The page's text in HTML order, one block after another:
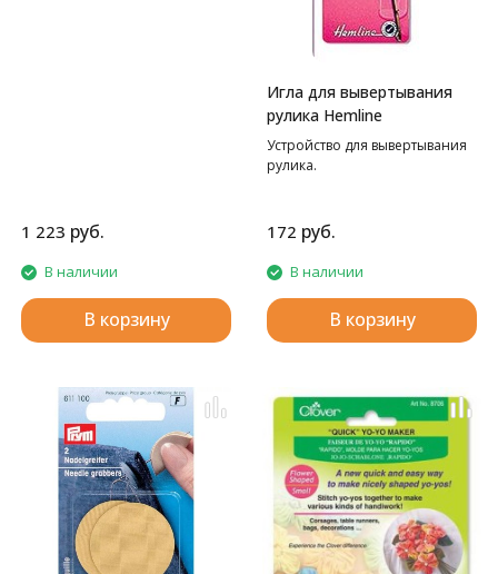
1 223 руб.
В наличии
В корзину
Игла для вывертывания
рулика Hemline
Устройство для вывертывания
рулика.
172 руб.
В наличии
В корзину